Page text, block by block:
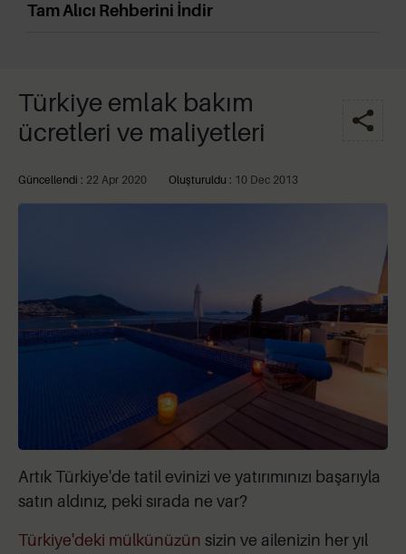
Tam Alıcı Rehberini İndir
Türkiye emlak bakım
ücretleri ve maliyetleri
Güncellendi : 22 Apr 2020 Oluşturuldu : 10 Dec 2013
Artık Türkiye'de tatil evinizi ve yatırımınızı başarıyla
satın aldınız, peki sırada ne var?
Türkiye'deki mülkünüzün sizin ve ailenizin her yıl